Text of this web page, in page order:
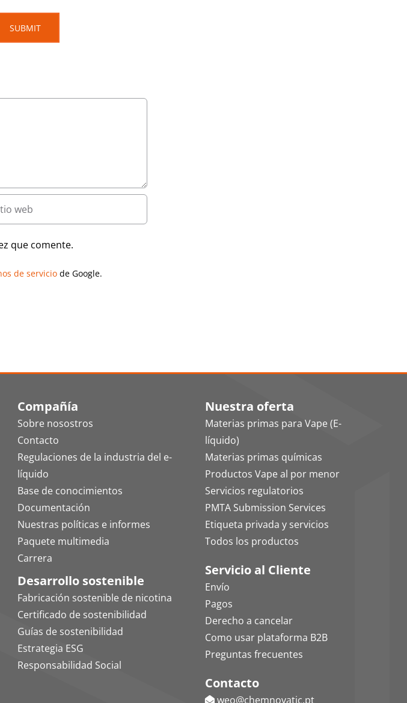
SUBMIT
que comente.
de serviciode Google.
Compañía
Sobre nosostros
Contacto
Regulaciones de la industria del e-
líquido
Base de conocimientos
Documentación
Nuestras políticas e informes
Paquete multimedia
Carrera
Desarrollo sostenible
Fabricación sostenible de nicotina
Certificado de sostenibilidad
Guías de sostenibilidad
Estrategia ESG
Responsabilidad Social
Nuestra oferta
Materias primas para Vape (E-
líquido)
Materias primas químicas
Productos Vape al por menor
Servicios regulatorios
PMTA Submission Services
Etiqueta privada y servicios
Todos los productos
Servicio al Cliente
Envío
Pagos
Derecho a cancelar
Como usar plataforma B2B
Preguntas frecuentes
Contacto
weo@chemnovatic.pt